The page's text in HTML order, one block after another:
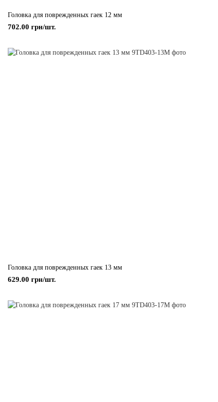
Головка для поврежденных гаек 12 мм
702.00 грн/шт.
Головка для поврежденных гаек 13 мм
629.00 грн/шт.